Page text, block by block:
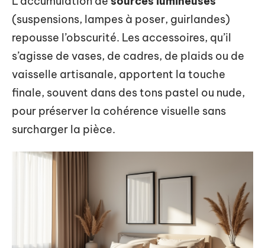
(suspensions, lampes à poser, guirlandes)
repousse l’obscurité. Les accessoires, qu’il
s’agisse de vases, de cadres, de plaids ou de
vaisselle artisanale, apportent la touche
finale, souvent dans des tons pastel ou nude,
pour préserver la cohérence visuelle sans
surcharger la pièce.